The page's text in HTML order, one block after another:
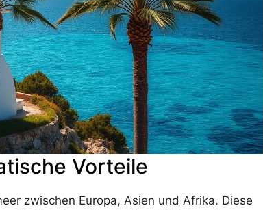
Vorteile
zwischen Europa, Asien und Afrika. Diese